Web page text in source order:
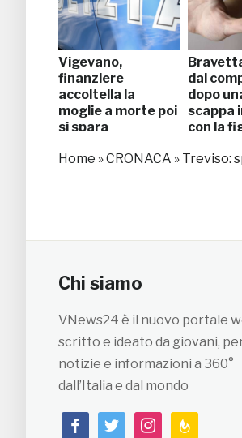
Vigevano,
finanziere
accoltella la
moglie a morte poi
si spara
dal
dopo
scappa
con la
Home »CRONACA » Treviso:
Chi siamo
VNews24 è il nuovo portale
scritto e ideato da giovani,
notizie e informazioni a 360°
dall’Italia e dal mondo
facebooktwitterinstagramfeedburner